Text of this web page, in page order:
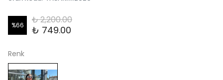
%66 ₺ 2,200.00
₺ 749.00
Renk